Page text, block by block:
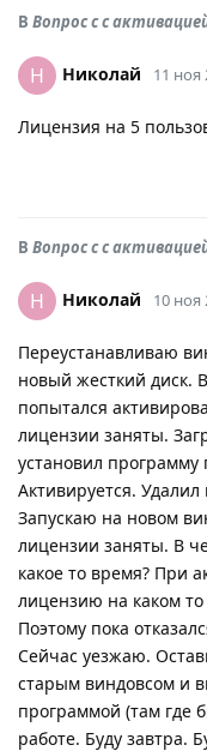
В Вопрос с с
Н Николай 11 ноя
Лицензия на 5
В Вопрос с с
Н Николай 10 ноя
Переустанавливаю
новый жесткий диск.
попытался
лицензии заняты.
установил программу
Активируется.
Запускаю на новом
лицензии заняты. В
какое то время? При
лицензию на каком
Поэтому пока
Сейчас уезжаю.
старым виндовсом и
программой (там где
работе. Буду завтра.